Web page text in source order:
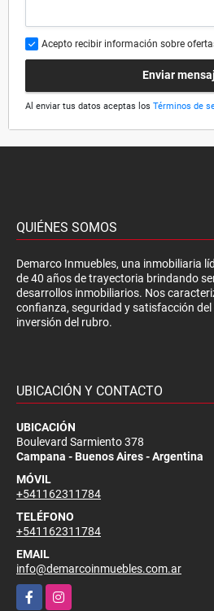
Acepto recibir información sobre
Enviar
Al enviar tus datos aceptas los Términos de
QUIÉNES SOMOS
Demarco Inmuebles, una inmobiliaria
de 40 años de trayectoria brindando
desarrollos inmobiliarios. Nos
confianza, seguridad y satisfacción del
inversión del rubro.
UBICACIÓN Y CONTACTO
UBICACIÓN
Boulevard Sarmiento 378
Campana - Buenos Aires - Argentina
MÓVIL
+541162311784
TELÉFONO
+541162311784
EMAIL
info@demarcoinmuebles.com.ar
FacebookInstagram